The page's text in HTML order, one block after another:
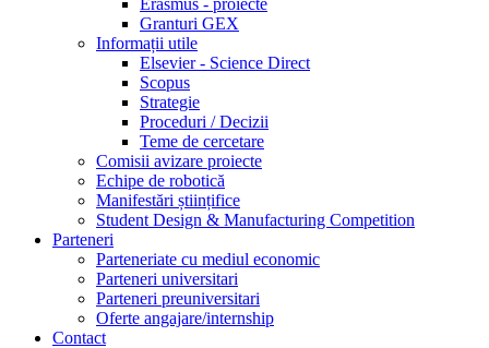
Erasmus - proiecte
Granturi GEX
Informații utile
Elsevier - Science Direct
Scopus
Strategie
Proceduri / Decizii
Teme de cercetare
Comisii avizare proiecte
Echipe de robotică
Manifestări științifice
Student Design & Manufacturing Competition
Parteneri
Parteneriate cu mediul economic
Parteneri universitari
Parteneri preuniversitari
Oferte angajare/internship
Contact